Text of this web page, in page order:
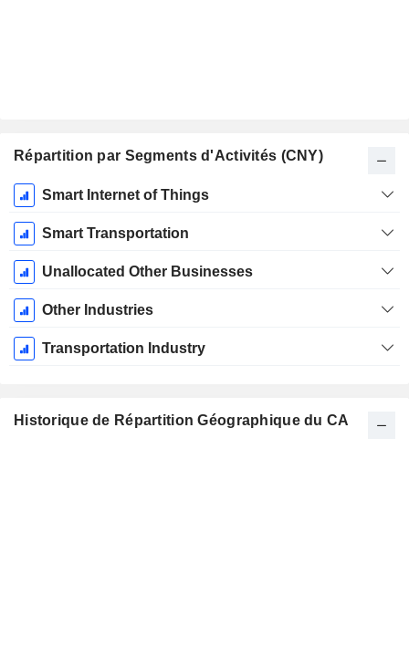
Répartition par Segments d'Activités (CNY)
Période
Fiscale:
Décembre
Smart Internet of Things
Smart Transportation
Unallocated Other Businesses
Other Industries
Transportation Industry
Historique de Répartition Géographique du CA